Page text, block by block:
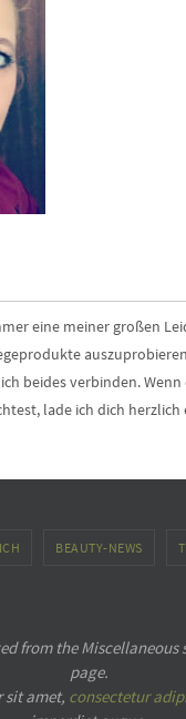
eine meiner großen
beides verbinden.
lade ich dich herzlich
BEAUTY-NEWS
from the
page.
amet, consectetur